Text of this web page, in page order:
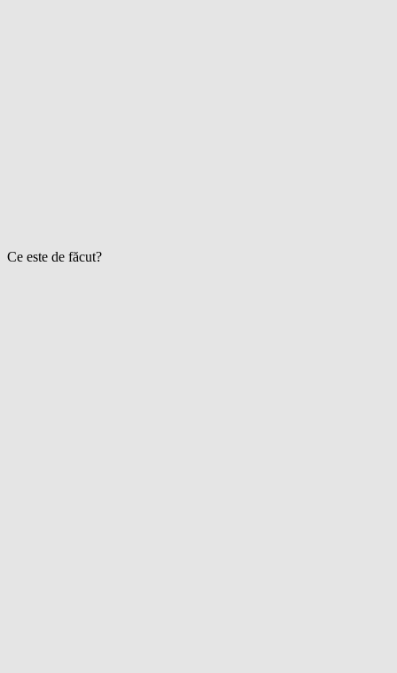
Ce este de făcut?